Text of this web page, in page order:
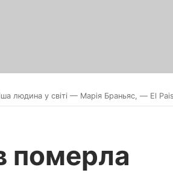
людина у світі — Марія Браньяс, — El Pais
померла